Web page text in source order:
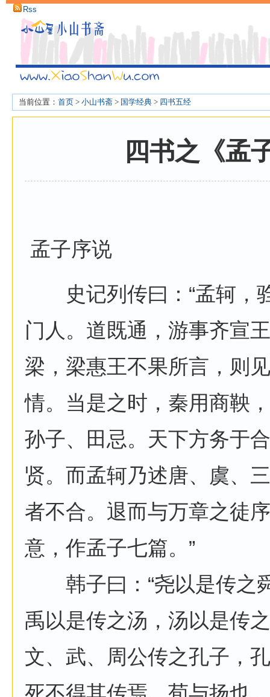
Rss
当前位置： 首页 > 小山书斋 > 国学经典 > 四书五经
四书之《孟
孟子序说
史记列传曰：“孟轲，
门人。道既通，游事齐宣
梁，梁惠王不果所言，则
情。当是之时，秦用商鞅
孙子、田忌。天下方务于
贤。而孟轲乃述唐、虞、
者不合。退而与万章之徒
意，作孟子七篇。”
韩子曰：“尧以是传之
禹以是传之汤，汤以是传
文、武、周公传之孔子，